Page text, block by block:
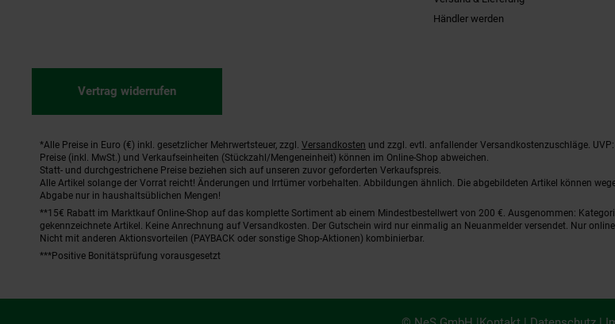
Händler werden
Vertrag widerrufen
Fußnoten
*Alle Preise in Euro (€) inkl. gesetzlicher Mehrwertsteuer, zzgl. Versandkosten und zzgl. evtl. anfallender Versandkostenzuschläge.
Preise (inkl. MwSt.) und Verkaufseinheiten (Stückzahl/Mengeneinheit) können im Online-Shop abweichen.
Statt- und durchgestrichene Preise beziehen sich auf unseren zuvor geforderten Verkaufspreis.
Alle Artikel solange der Vorrat reicht! Änderungen und Irrtümer vorbehalten. Abbildungen ähnlich. Die abgebildeten Artikel können
Abgabe nur in haushaltsüblichen Mengen!
**15€ Rabatt im Marktkauf Online-Shop auf das komplette Sortiment ab einem Mindestbestellwert von 200 €. Ausgenommen:
gekennzeichnete Artikel. Keine Anrechnung auf Versandkosten. Der Gutschein wird nur einmalig an Neuanmelder versendet. Nur
Nicht mit anderen Aktionsvorteilen (PAYBACK oder sonstige Shop-Aktionen) kombinierbar.
***Positive Bonitätsprüfung vorausgesetzt